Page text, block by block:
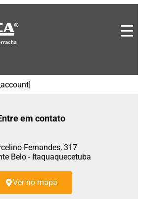
em contato
Fernandes, 317
Belo - Itaquaquecetuba
Ver no mapa